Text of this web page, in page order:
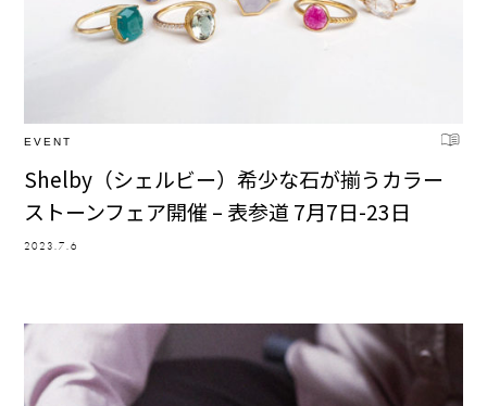
EVENT
Shelby（シェルビー）希少な石が揃うカラー
ストーンフェア開催 – 表参道 7月7日-23日
2023.7.6